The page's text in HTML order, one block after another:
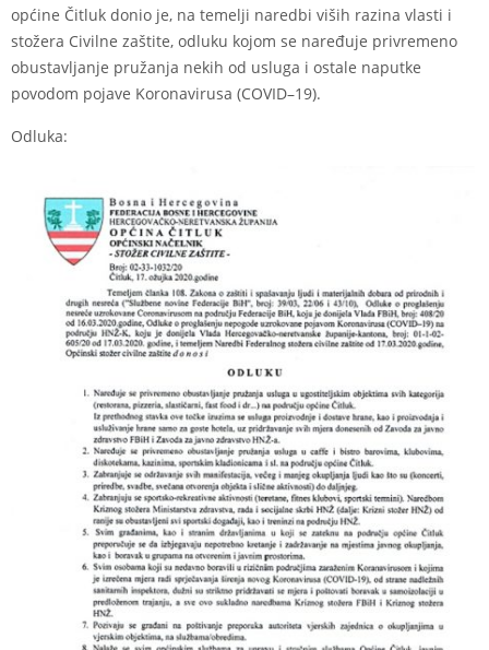
općine Čitluk donio je, na temelji naredbi viših razina vlasti i
stožera Civilne zaštite, odluku kojom se naređuje privremeno
obustavljanje pružanja nekih od usluga i ostale naputke
povodom pojave Koronavirusa (COVID–19).
Odluka: